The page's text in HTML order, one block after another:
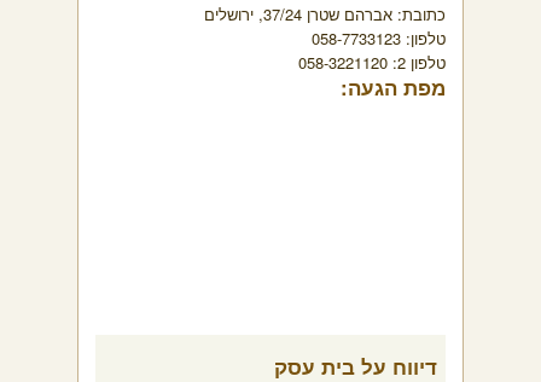
כתובת: אברהם שטרן 37/24, ירושלים
טלפון: 058-7733123
טלפון 2:
058-3221120
מפת הגעה:
דיווח על בית עסק